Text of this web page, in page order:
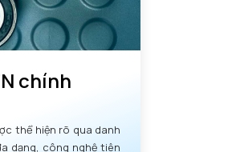
chính
thể hiện rõ qua danh
dạng, công nghệ tiên